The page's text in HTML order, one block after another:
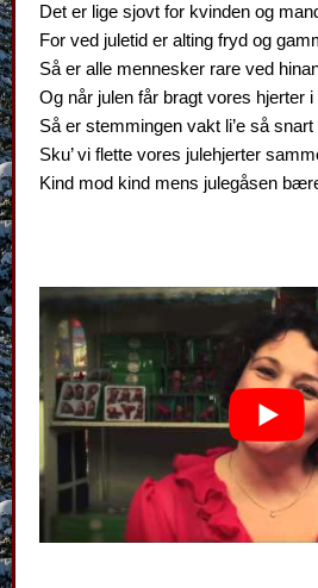
Det er lige sjovt for kvinden og
For ved juletid er alting fryd og
Så er alle mennesker rare ved
Og når julen får bragt vores hjerter i
Så er stemmingen vakt li’e så
Sku’ vi flette vores julehjerter
Kind mod kind mens julegåsen